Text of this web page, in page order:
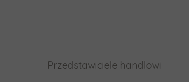
Przedstawiciele handlowi